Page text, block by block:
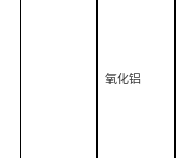
氧化铝